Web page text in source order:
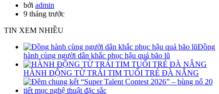
bởi admin
9 tháng trước
TIN XEM NHIỀU
Đồng
hành cùng người dân khắc phục hậu quả bão lũ
HÀNH ĐỘNG TỪ TRÁI TIM TUỔI TRẺ ĐÀ NẴNG